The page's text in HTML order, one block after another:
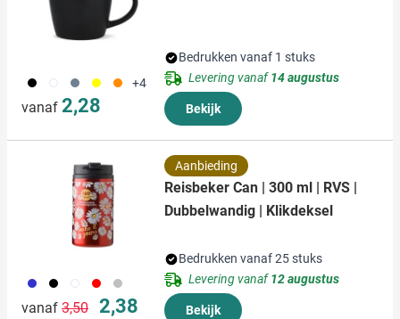
001 002 003 006 007 +4
vanaf 2,28
Bedrukken vanaf 1 stuks
Levering vanaf14 augustus
Bekijk
023 001 002 008 032
vanaf Normale prijs
3,50 Speciale prijs
2,38
Aanbieding
Reisbeker Can | 300 ml | RVS |
Dubbelwandig | Klikdeksel
Bedrukken vanaf 25 stuks
Levering vanaf12 augustus
Bekijk